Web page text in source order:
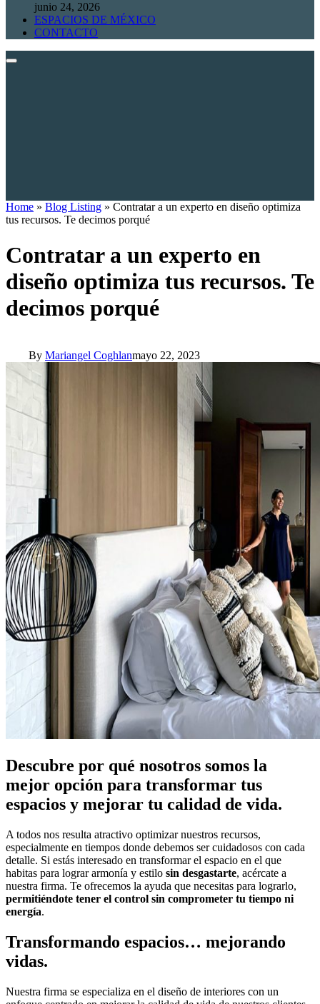
junio 24, 2026
ESPACIOS DE MÉXICO
CONTACTO
Home » Blog Listing » Contratar a un experto en diseño optimiza
tus recursos. Te decimos porqué
Contratar a un experto en
diseño optimiza tus recursos. Te
decimos porqué
By Mariangel Coghlanmayo 22, 2023
Descubre por qué nosotros somos la
mejor opción para transformar tus
espacios y mejorar tu calidad de vida.
A todos nos resulta atractivo optimizar nuestros recursos,
especialmente en tiempos donde debemos ser cuidadosos con cada
detalle. Si estás interesado en transformar el espacio en el que
habitas para lograr armonía y estilo sin desgastarte, acércate a
nuestra firma. Te ofrecemos la ayuda que necesitas para lograrlo,
permitiéndote tener el control sin comprometer tu tiempo ni
energía.
Transformando espacios… mejorando
vidas.
Nuestra firma se especializa en el diseño de interiores con un